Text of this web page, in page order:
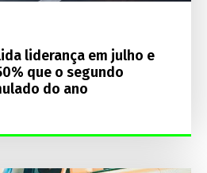
liderança em julho e
que o segundo
do ano